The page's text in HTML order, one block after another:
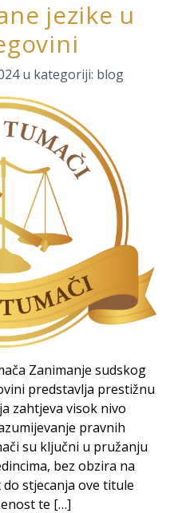
jezike u
u kategoriji: blog
Zanimanje sudskog
predstavlja prestižnu
zahtjeva visok nivo
pravnih
su ključni u pružanju
bez obzira na
stjecanja ove titule
te […]